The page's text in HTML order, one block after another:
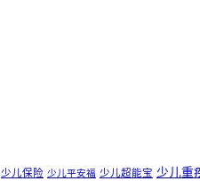
少儿保险 少儿平安福 少儿超能宝 少儿重